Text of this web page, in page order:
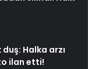
Halka arzı
ilan etti!